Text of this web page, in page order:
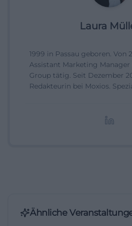
Laura
1999 in Passau geboren. Von
Assistant Marketing Manager
Group tätig. Seit Dezember
Redakteurin bei Moxios.
Ähnliche